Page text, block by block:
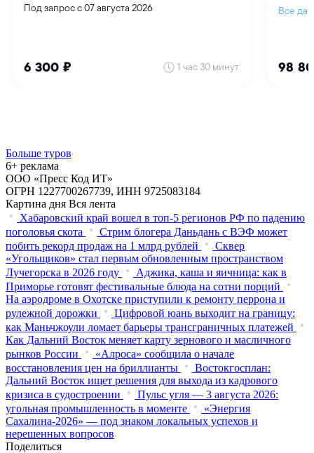
Больше туров
6+ реклама
ООО «Пресс Код ИТ»
ОГРН 1227700267739, ИНН 9725083184
Картина дня Вся лента
Хабаровский край вошел в топ-5 регионов РФ по падению
поголовья скота
Стрим блогера Даньдань с ВЭФ может
побить рекорд продаж на 1 млрд рублей
Сквер
«Угольщиков» стал первым обновленным пространством
Лучегорска в 2026 году
Аджика, каша и яичница: как в
Приморье готовят фестивальные блюда на сотни порций
На аэродроме в Охотске приступили к ремонту перрона и
рулежной дорожки
Цифровой юань выходит на границу:
как Маньчжоули ломает барьеры трансграничных платежей
Как Дальний Восток меняет карту зернового и масличного
рынков России
«Алроса» сообщила о начале
восстановления цен на бриллианты
Востокгосплан:
Дальний Восток ищет решения для выхода из кадрового
кризиса в судостроении
Пульс угля — 3 августа 2026:
угольная промышленность в моменте
«Энергия
Сахалина-2026» — под знаком локальных успехов и
нерешенных вопросов
Поделиться